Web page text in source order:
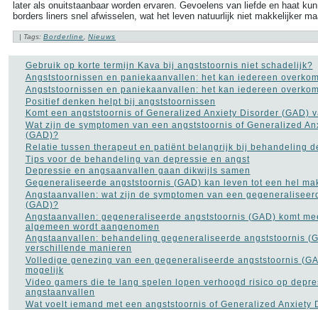
Beroerte(27)
Bloed in de stoelgang(3)
Borderline(31)
Borstkanker
Botox(5)
Cholesterol(22)
Chronisch
vermoeidheidssyndroom
CVS(10)
Constipatie(30)
Darmkanker(35)
Depressie
Diabetes(51)
Dieet(302)
Drugs(82)
Dyslexie(20)
Epilepsie(33)
Fibromyalgie
Gezond leven(14)
Gezonde voeding(21)
Gezondheid A tot Z(204)
Gilles de la Tourette(2)
Glaucoom
Griep(115)
Haaruitval(29)
Hart- en vaatziekten(116)
later als onuitstaanbaar worden ervaren. Gevoelens van liefde en haat
borders liners snel afwisselen, wat het leven natuurlijk niet makkelijker
| Tags: Borderline, Nieuws
Gebruik op korte termijn Kava bij angststoornis niet schadelijk?
Angststoornissen en paniekaanvallen: het kan iedereen
Angststoornissen en paniekaanvallen: het kan iedereen
Positief denken helpt bij angststoornissen
Komt een angststoornis of Generalized Anxiety Disorder (GAD)
Wat zijn de symptomen van een angststoornis of Generalized
(GAD)?
Relatie tussen therapeut en patiënt belangrijk bij behandeling
Tips voor de behandeling van depressie en angst
Depressie en angsaanvallen gaan dikwijls samen
Gegeneraliseerde angststoornis (GAD) kan leven tot een hel
Angstaanvallen: wat zijn de symptomen van een
(GAD)?
Angstaanvallen: gegeneraliseerde angststoornis (GAD) komt
algemeen wordt aangenomen
Angstaanvallen: behandeling gegeneraliseerde angststoornis
verschillende manieren
Volledige genezing van een gegeneraliseerde angststoornis
mogelijk
Video gamers die te lang spelen lopen verhoogd risico op
angstaanvallen
Wat voelt iemand met een angststoornis of Generalized Anxiety